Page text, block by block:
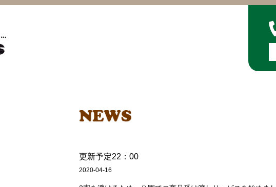
更新予定22：00
2020-04-16